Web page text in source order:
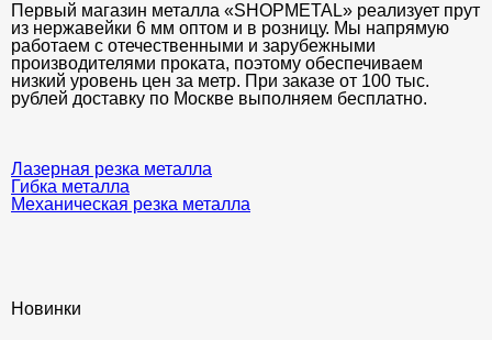
Первый магазин металла «SHOPMETAL» реализует прут
из нержавейки 6 мм оптом и в розницу. Мы напрямую
работаем с отечественными и зарубежными
производителями проката, поэтому обеспечиваем
низкий уровень цен за метр. При заказе от 100 тыс.
рублей доставку по Москве выполняем бесплатно.
Лазерная резка металла
Гибка металла
Механическая резка металла
Новинки